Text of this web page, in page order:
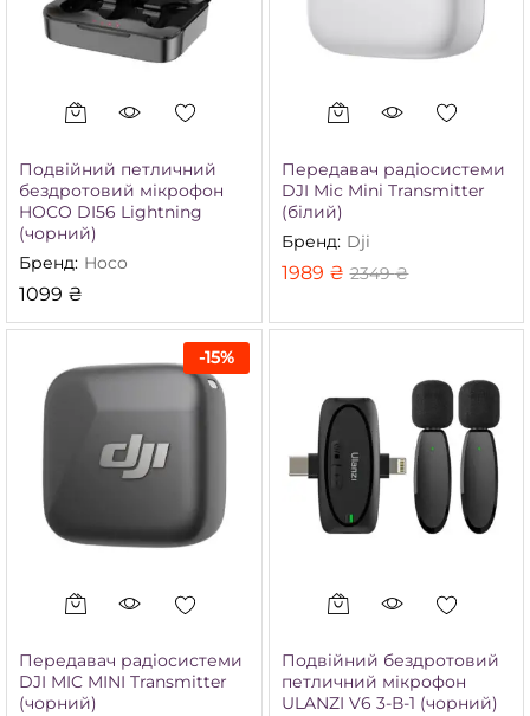
Подвійний петличний
бездротовий мікрофон
HOCO DI56 Lightning
(чорний)
Бренд: Hoco
1099 ₴
Передавач радіосистеми
DJI Mic Mini Transmitter
(білий)
Бренд: Dji
1989 ₴ 2349₴
-15%
Передавач радіосистеми
DJI MIC MINI Transmitter
(чорний)
Подвійний бездротовий
петличний мікрофон
ULANZI V6 3-В-1 (чорний)